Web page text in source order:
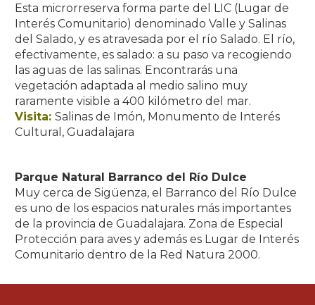
Esta microrreserva forma parte del LIC (Lugar de
Interés Comunitario) denominado Valle y Salinas
del Salado, y es atravesada por el río Salado. El río,
efectivamente, es salado: a su paso va recogiendo
las aguas de las salinas. Encontrarás una
vegetación adaptada al medio salino muy
raramente visible a 400 kilómetro del mar.
Visita: Salinas de Imón, Monumento de Interés
Cultural, Guadalajara
Parque Natural Barranco del Río Dulce
Muy cerca de Sigüenza, el Barranco del Río Dulce
es uno de los espacios naturales más importantes
de la provincia de Guadalajara. Zona de Especial
Protección para aves y además es Lugar de Interés
Comunitario dentro de la Red Natura 2000.